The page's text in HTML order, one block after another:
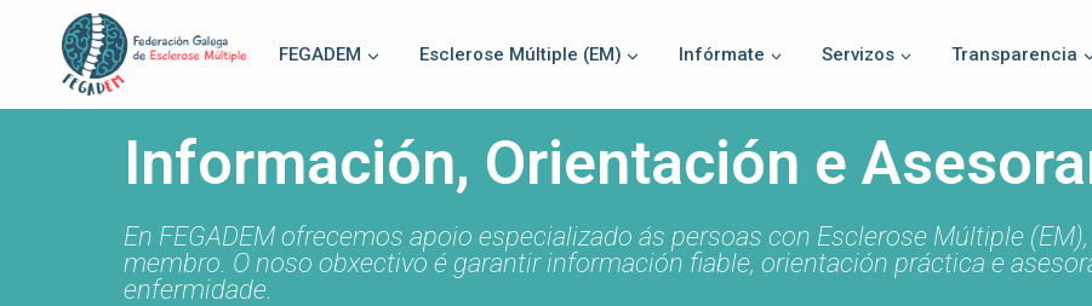
FEGADEM Esclerose Múltiple (EM) Infórmate Servizos Transparencia
Información, Orientación e
En FEGADEM ofrecemos apoio especializado ás persoas con Esclerose Múltiple
membro. O noso obxectivo é garantir información fiable, orientación práctica e
enfermidade.